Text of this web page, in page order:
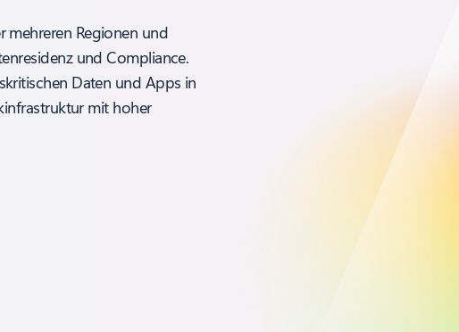
mehreren Regionen und
und Compliance.
Daten und Apps in
mit hoher